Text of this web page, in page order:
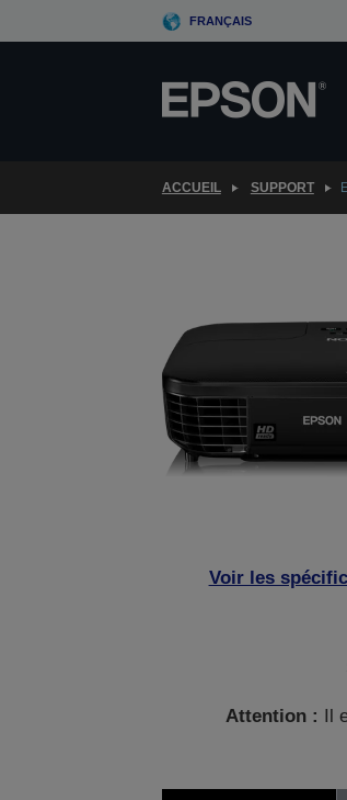
to
FRANÇAIS
ACCUEIL SUPPORT
Voir les
Attention :
Il